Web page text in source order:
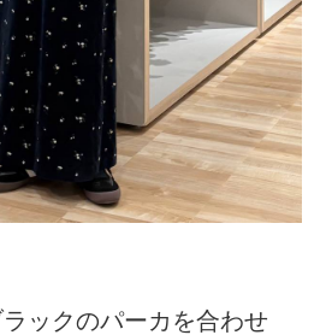
ックのパーカを合わせ